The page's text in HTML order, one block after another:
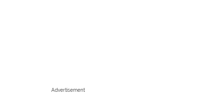
Advertisement